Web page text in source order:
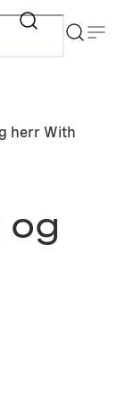
herr With
og